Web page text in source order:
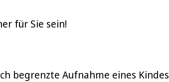
für Sie sein!
begrenzte Aufnahme eines Kindes